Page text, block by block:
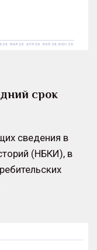
срок
сведения в
(НБКИ), в